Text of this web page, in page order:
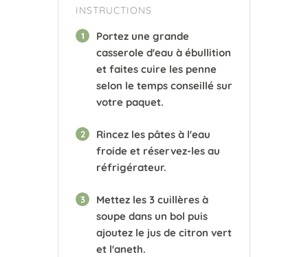
INSTRUCTIONS
1
Portez une grande
casserole d'eau à ébullition
et faites cuire les penne
selon le temps conseillé sur
votre paquet.
2
Rincez les pâtes à l'eau
froide et réservez-les au
réfrigérateur.
3
Mettez les 3 cuillères à
soupe dans un bol puis
ajoutez le jus de citron vert
et l'aneth.